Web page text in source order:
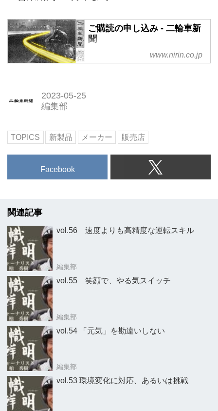
験をお楽しみください。
ご購読の申し込み - 二輪車新
聞
www.nirin.co.jp
2023-05-25
編集部
TOPICS 新製品 メーカー 販売店
Facebook
関連記事
vol.56 速度よりも高精度な運転スキル
編集部
vol.55 笑顔で、やる気スイッチ
編集部
vol.54 「元気」を勘違いしない
編集部
vol.53 環境変化に対応、あるいは挑戦